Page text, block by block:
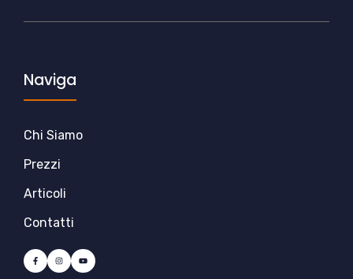
Naviga
Chi Siamo
Prezzi
Articoli
Contatti